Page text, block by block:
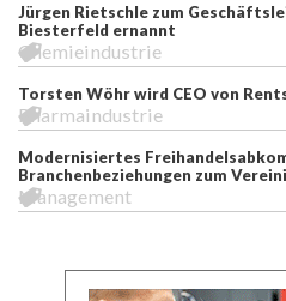
Jürgen Rietschle zum
Biesterfeld ernannt
Chemieindustrie
Torsten Wöhr wird CEO von
Pharmaindustrie
Modernisiertes
Branchenbeziehungen zum
Management